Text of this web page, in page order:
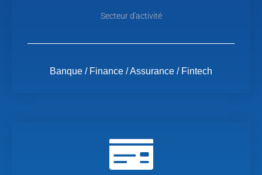
Secteur d'activité
Banque / Finance / Assurance / Fintech